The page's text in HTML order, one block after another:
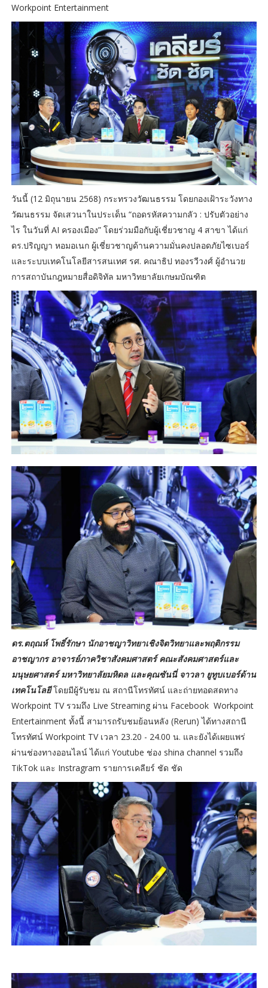
Workpoint Entertainment
วันนี้ (12 มิถุนายน 2568) กระทรวงวัฒนธรรม โดยกองเฝ้าระวังทาง
วัฒนธรรม จัดเสวนาในประเด็น “ถอดรหัสความกลัว : ปรับตัวอย่าง
ไร ในวันที่ AI ครองเมือง” โดยร่วมมือกับผู้เชี่ยวชาญ 4 สาขา ได้แก่
ดร.ปริญญา หอมอเนก ผู้เชี่ยวชาญด้านความมั่นคงปลอดภัยไซเบอร์
และระบบเทคโนโลยีสารสนเทศ รศ. คณาธิป ทองรวีวงศ์ ผู้อำนวย
การสถาบันกฎหมายสื่อดิจิทัล มหาวิทยาลัยเกษมบัณฑิต
ดร.ตฤณห์ โพธิ์รักษา นักอาชญาวิทยาเชิงจิตวิทยาและพฤติกรรม
อาชญากร อาจารย์ภาควิชาสังคมศาสตร์ คณะสังคมศาสตร์และ
มนุษยศาสตร์ มหาวิทยาลัยมหิดล และคุณซันนี่ จาวลา ยูทูบเบอร์ด้าน
เทคโนโลยีโดยมีผู้รับชม ณ สถานีโทรทัศน์ และถ่ายทอดสดทาง
Workpoint TV รวมถึง Live Streaming ผ่าน Facebook Workpoint
Entertainment ทั้งนี้ สามารถรับชมย้อนหลัง (Rerun) ได้ทางสถานี
โทรทัศน์ Workpoint TV เวลา 23.20 - 24.00 น. และยังได้เผยแพร่
ผ่านช่องทางออนไลน์ ได้แก่ Youtube ช่อง shina channel รวมถึง
TikTok และ Instragram รายการเคลียร์ ชัด ชัด